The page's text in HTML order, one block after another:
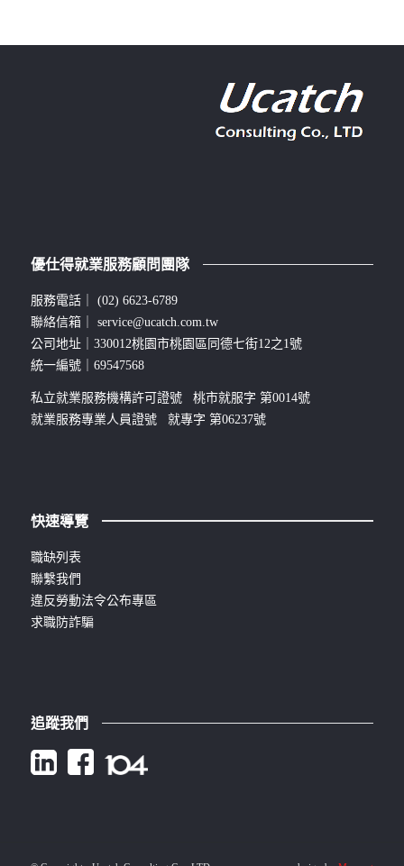
優仕得就業服務顧問團隊
服務電話｜ (02) 6623-6789
聯絡信箱｜ service@ucatch.com.tw
公司地址｜330012桃園市桃園區同德七街12之1號
統一編號｜69547568
私立就業服務機構許可證號 桃市就服字 第0014號
就業服務專業人員證號 就專字 第06237號
快速導覽
職缺列表
聯繫我們
違反勞動法令公布專區
求職防詐騙
追蹤我們